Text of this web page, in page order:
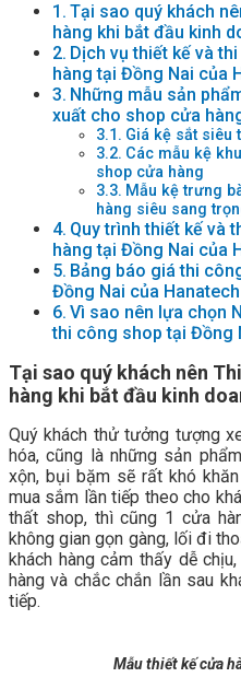
Tại sao quý khách
hàng khi bắt đầu kinh
Dịch vụ thiết kế và
hàng tại Đồng Nai của
Những mẫu sản
xuất cho shop cửa
Giá kệ sắt siêu
Các mẫu kệ
shop cửa hàng
Mẫu kệ trưng
hàng siêu sang
Quy trình thiết kế và
hàng tại Đồng Nai của
Bảng báo giá thi
Đồng Nai của Hanatech
Vì sao nên lựa chọn
thi công shop tại Đồng
Tại sao quý khách nên
hàng khi bắt đầu kinh
Quý khách thử tưởng tượng
hóa, cũng là những sản
xộn, bụi bặm sẽ rất khó
mua sắm lần tiếp theo cho
thất shop, thì cũng 1 cửa
không gian gọn gàng, lối đi
khách hàng cảm thấy dễ
hàng và chắc chắn lần sau
tiếp.
Mẫu thiết kế cửa